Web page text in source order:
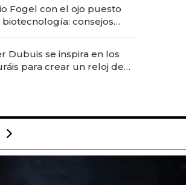
Fogel con el ojo puesto
biotecnología: consejos
la IA
Dubuis se inspira en los
para crear un reloj de